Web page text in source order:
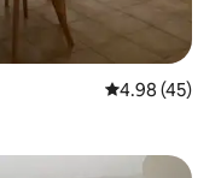
Ukadiriaji wa
4.98 (45)